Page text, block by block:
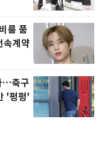
룸 품
계약
…축구
'펑펑'